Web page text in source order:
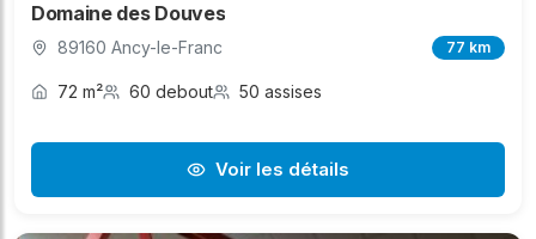
Domaine des Douves
89160 Ancy-le-Franc 77 km
72 m² 60 debout 50 assises
Voir les détails